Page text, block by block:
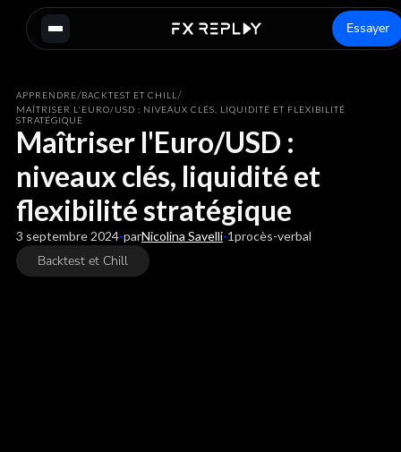
Essayer
APPRENDRE/BACKTEST ET CHILL /
MAÎTRISER L'EURO/USD : NIVEAUX CLÉS, LIQUIDITÉ ET FLEXIBILITÉ
STRATÉGIQUE
Maîtriser l'Euro/USD :
niveaux clés, liquidité et
flexibilité stratégique
3 septembre 2024-parNicolina Savelli-1procès-verbal
Backtest et Chill